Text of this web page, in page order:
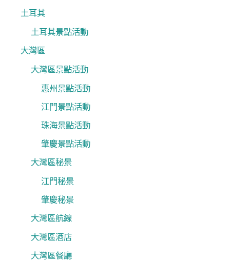
土耳其
土耳其景點活動
大灣區
大灣區景點活動
惠州景點活動
江門景點活動
珠海景點活動
肇慶景點活動
大灣區秘景
江門秘景
肇慶秘景
大灣區航線
大灣區酒店
大灣區餐廳